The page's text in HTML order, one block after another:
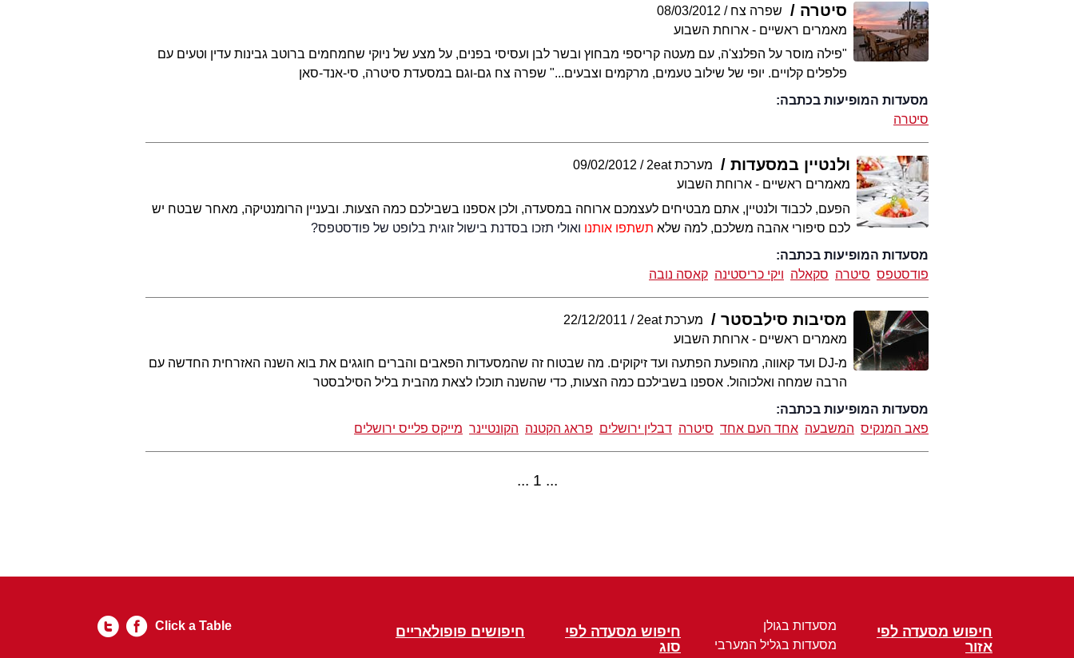
סיטרה שפרה צח
08/03/2012
מאמרים ראשיים - ארוחת השבוע
"פילה מוסר על הפלנצ'ה, עם מעטה קריספי מבחוץ ובשר לבן ועסיסי בפנים, על מצע של ניוקי שחמחמים ברוטב גבינות עדין וטעים עם
פלפלים קלויים. יופי של שילוב טעמים, מרקמים וצבעים..." שפרה צח גם-וגם במסעדת סיטרה, סי-אנד-סאן
מסעדות המופיעות בכתבה:
סיטרה
ולנטיין במסעדות מערכת 2eat
09/02/2012
מאמרים ראשיים - ארוחת השבוע
הפעם, לכבוד ולנטיין, אתם מבטיחים לעצמכם ארוחה במסעדה, ולכן אספנו בשבילכם כמה הצעות. ובעניין הרומנטיקה, מאחר שבטח יש
לכם סיפורי אהבה משלכם, למה שלא תשתפו אותנו ואולי תזכו בסדנת בישול זוגית בלופט של פודסטפס?
מסעדות המופיעות בכתבה:
פודסטפס סיטרה סקאלה ויקי כריסטינה קאסה נובה
מסיבות סילבסטר מערכת 2eat
22/12/2011
מאמרים ראשיים - ארוחת השבוע
מ-DJ ועד קאווה, מהופעת הפתעה ועד זיקוקים. מה שבטוח זה שהמסעדות הפאבים והברים חוגגים את בוא השנה האזרחית החדשה עם
הרבה שמחה ואלכוהול. אספנו בשבילכם כמה הצעות, כדי שהשנה תוכלו לצאת מהבית בליל הסילבסטר
מסעדות המופיעות בכתבה:
פאב המנקיס המשבעה אחד העם אחד סיטרה דבלין ירושלים פראג הקטנה הקונטיינר מייקס פלייס ירושלים
1
חיפוש מסעדה לפי
אזור
מסעדות בגולן
מסעדות בגליל המערבי
חיפוש מסעדה לפי
סוג
חיפושים פופולאריים Click a Table